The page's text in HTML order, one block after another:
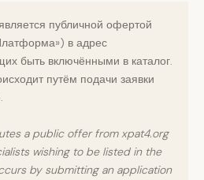
публичной офертой
в адрес
быть включёнными в каталог.
путём подачи заявки
a public offer from xpat4.org
wishing to be listed in the
by submitting an application